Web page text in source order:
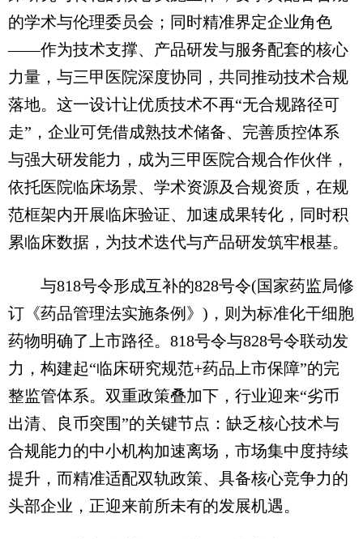
的学术与伦理委员会；同时精准界定企业角色
——作为技术支撑、产品研发与服务配套的核心
力量，与三甲医院深度协同，共同推动技术合规
落地。这一设计让优质技术不再“无合规路径可
走”，企业可凭借成熟技术储备、完善质控体系
与强大研发能力，成为三甲医院合规合作伙伴，
依托医院临床场景、学术资源及合规资质，在规
范框架内开展临床验证、加速成果转化，同时积
累临床数据，为技术迭代与产品研发筑牢根基。
与818号令形成互补的828号令(国家药监局修
订《药品管理法实施条例》)，则为标准化干细胞
药物明确了上市路径。818号令与828号令联动发
力，构建起“临床研究规范+药品上市保障”的完
整监管体系。双重政策叠加下，行业迎来“劣币
出清、良币突围”的关键节点：缺乏核心技术与
合规能力的中小机构加速离场，市场集中度持续
提升，而精准适配双轨政策、具备核心竞争力的
头部企业，正迎来前所未有的发展机遇。